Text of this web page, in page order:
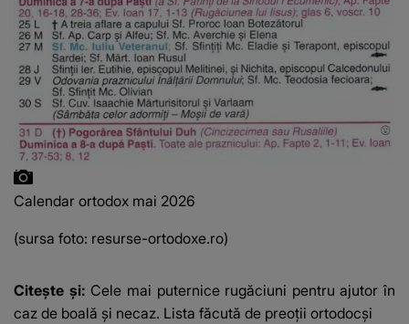
Calendar ortodox mai 2026
(sursa foto: resurse-ortodoxe.ro)
Citește și: Cele mai puternice rugăciuni pentru ajutor în
caz de boală și necaz. Lista făcută de preoții ortodocși